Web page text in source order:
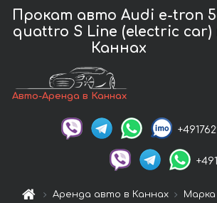
Прокат авто Audi e-tron
quattro S Line (electric car)
Каннах
Авто-Аренда в Каннах
Аренда авто в Каннах
Марка